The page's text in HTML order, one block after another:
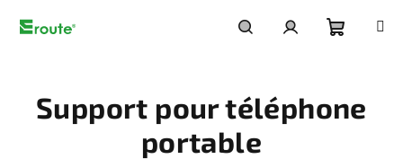
d'achat
Support pour téléphone
portable